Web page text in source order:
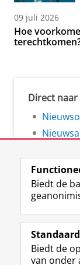
09 juli 2026
Hoe
Direct naar
Studiekiezers
Biedt de
Standaard
Biedt de
van onder